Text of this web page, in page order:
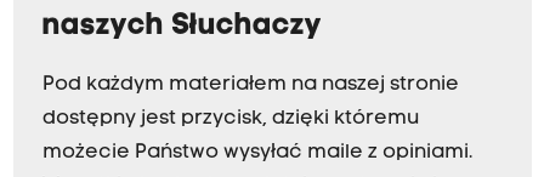
naszych Słuchaczy
Pod każdym materiałem na naszej stronie
dostępny jest przycisk, dzięki któremu
możecie Państwo wysyłać maile z opiniami.